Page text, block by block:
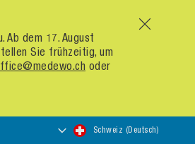
x
dem 17. August
Sie frühzeitig, um
oder
Store
auswählen
Schweiz (Deutsch)